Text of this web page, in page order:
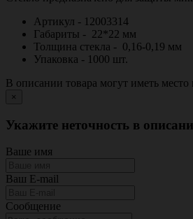
Артикул - 12003314
Габариты - 22*22 мм
Толщина стекла - 0,16-0,19 мм
Упаковка - 1000 шт.
В описании товара могут иметь
×
Укажите неточность в
Ваше имя
Ваш E-mail
Сообщение